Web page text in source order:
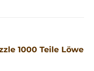
1000 Teile Löwe